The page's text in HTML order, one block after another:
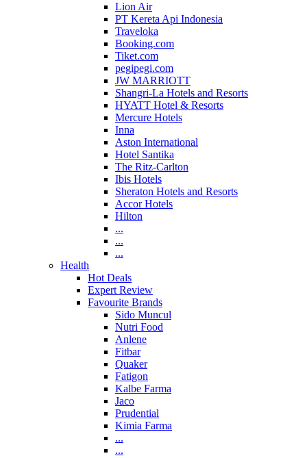
Lion Air
PT Kereta Api Indonesia
Traveloka
Booking.com
Tiket.com
pegipegi.com
JW MARRIOTT
Shangri-La Hotels and Resorts
HYATT Hotel & Resorts
Mercure Hotels
Inna
Aston International
Hotel Santika
The Ritz-Carlton
Ibis Hotels
Sheraton Hotels and Resorts
Accor Hotels
Hilton
...
...
...
Health
Hot Deals
Expert Review
Favourite Brands
Sido Muncul
Nutri Food
Anlene
Fitbar
Quaker
Fatigon
Kalbe Farma
Jaco
Prudential
Kimia Farma
...
...